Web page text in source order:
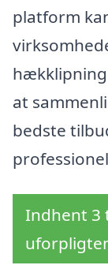
platform
at
bedste
Indhent 3